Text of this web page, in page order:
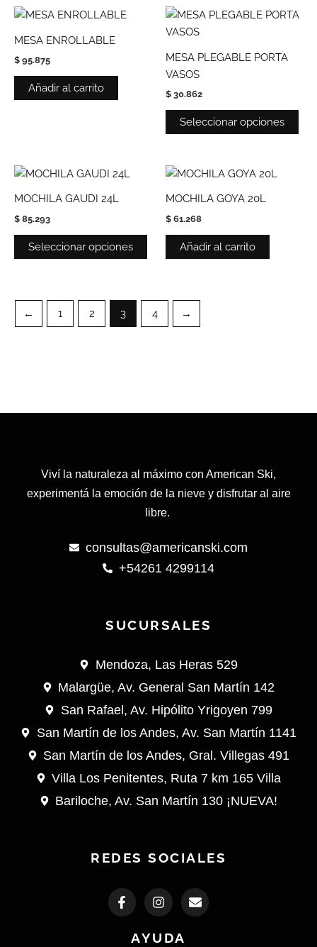
MESA ENROLLABLE
$ 95.875
Añadir al carrito
MESA PLEGABLE PORTA
VASOS
$ 30.862
Seleccionar opciones
se
MOCHILA GAUDI 24L
$ 85.293
Seleccionar opciones
Este
múltiples
variantes.
Las
pueden
elegir
producto
MOCHILA GOYA 20L
$ 61.268
Añadir al carrito
← 1 2 3 4 →
Viví la naturaleza al máximo con American Ski,
experimentá la emoción de la nieve y disfrutar al aire
libre.
consultas@americanski.com
+54261 4299114
SUCURSALES
Mendoza, Las Heras 529
Malargüe, Av. General San Martín 142
San Rafael, Av. Hipólito Yrigoyen 799
San Martín de los Andes, Av. San Martín 1141
San Martín de los Andes, Gral. Villegas 491
Villa Los Penitentes, Ruta 7 km 165 Villa
Bariloche, Av. San Martín 130 ¡NUEVA!
REDES SOCIALES
F
a
c
I
n
s
t
E
n
v
AYUDA